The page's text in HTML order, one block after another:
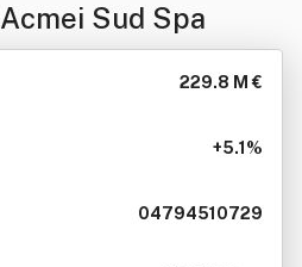
Acmei Sud Spa
229.8 M €
+5.1%
04794510729